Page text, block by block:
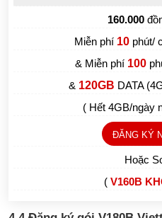
160.000
Miễn phí 10 phút/
& Miễn phí 100
& 120GB DATA
( Hết 4GB/ngày
ĐĂNG KÝ
Hoặc
( V160B